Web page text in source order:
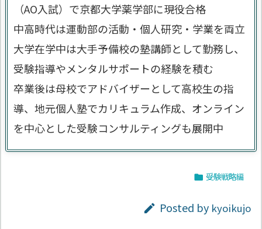
（AO入試）で京都大学薬学部に現役合格
中高時代は運動部の活動・個人研究・学業を両立
大学在学中は大手予備校の塾講師として勤務し、
受験指導やメンタルサポートの経験を積む
卒業後は母校でアドバイザーとして高校生の指
導、地元個人塾でカリキュラム作成、オンライン
を中心とした受験コンサルティングも展開中
 受験戦略編
 Posted by kyoikujo